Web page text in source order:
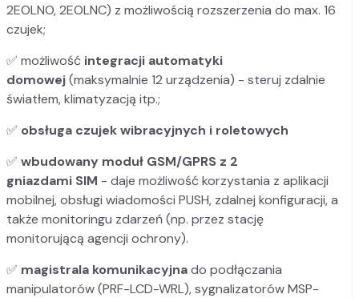
2EOLNO, 2EOLNC) z możliwością rozszerzenia do max. 16
czujek;
✅ możliwość integracji automatyki
domowej(maksymalnie 12 urządzenia) - steruj zdalnie
światłem, klimatyzacją itp.;
✅ obsługa czujek wibracyjnych i roletowych
✅ wbudowany moduł GSM/GPRS z 2
gniazdami SIM - daje możliwość korzystania z aplikacji
mobilnej, obsługi wiadomości PUSH, zdalnej konfiguracji, a
także monitoringu zdarzeń (np. przez stację
monitorującą agencji ochrony).
✅ magistrala komunikacyjnado podłączania
manipulatorów (PRF-LCD-WRL), sygnalizatorów MSP-